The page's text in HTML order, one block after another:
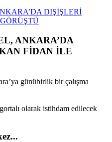
DIŞİŞLERİ
ANKARA’DA
FİDAN İLE
günübirlik bir çalışma